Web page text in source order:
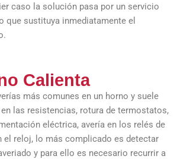
caso la solución pasa por un servicio
que sustituya inmediatamente el
Calienta
más comunes en un horno y suele
en las resistencias, rotura de termostatos,
eléctrica, avería en los relés de
el reloj, lo más complicado es detectar
y para ello es necesario recurrir a